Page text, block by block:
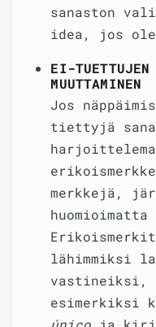
sanaston
idea, jos
EI-TUETTUJEN
MUUTTAMINEN
Jos
tiettyjä
merkkejä,
lähimmiksi
vastineiksi,
esimerkiksi